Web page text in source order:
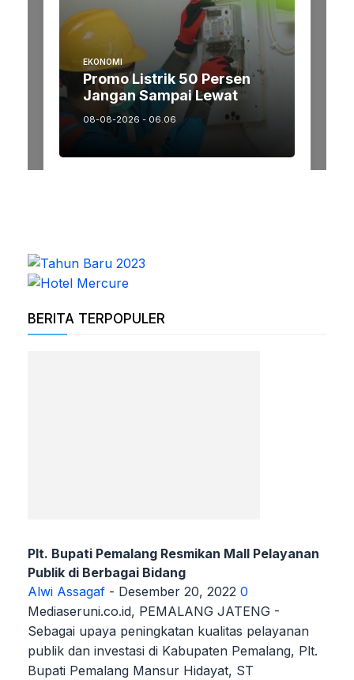
BERITA TERPOPULER
Plt. Bupati Pemalang Resmikan Mall Pelayanan
Publik di Berbagai Bidang
Alwi Assagaf - Desember 20, 2022 0
Mediaseruni.co.id, PEMALANG JATENG -
Sebagai upaya peningkatan kualitas pelayanan
publik dan investasi di Kabupaten Pemalang, Plt.
Bupati Pemalang Mansur Hidayat, ST